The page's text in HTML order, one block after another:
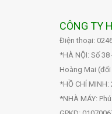
CÔNG TY
Điện thoại:
*HÀ NỘI: Số
Hoàng Mai
*HỒ CHÍ
*NHÀ MÁY: